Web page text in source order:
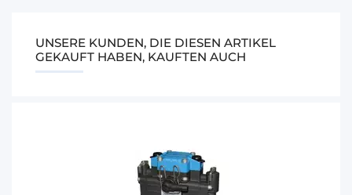
UNSERE KUNDEN, DIE DIESEN ARTIKEL
GEKAUFT HABEN, KAUFTEN AUCH